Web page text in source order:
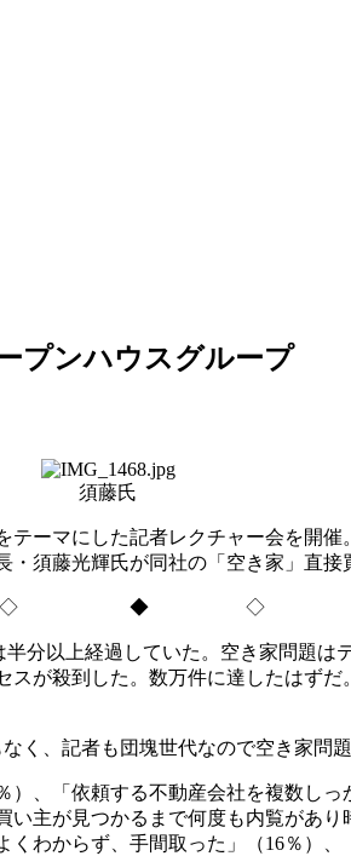
プンハウスグループ
須藤氏
ーマにした記者レクチャー会を開催
須藤光輝氏が同社の「空き家」直接
◇ ◆ ◇
分以上経過していた。空き家問題は
が殺到した。数万件に達したはず
、記者も団塊世代なので空き家問題
、「依頼する不動産会社を複数し
主が見つかるまで何度も内覧があ
わからず、手間取った」（16％）